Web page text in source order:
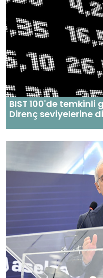
BIST 100'de temkinli
Direnç seviyelerine